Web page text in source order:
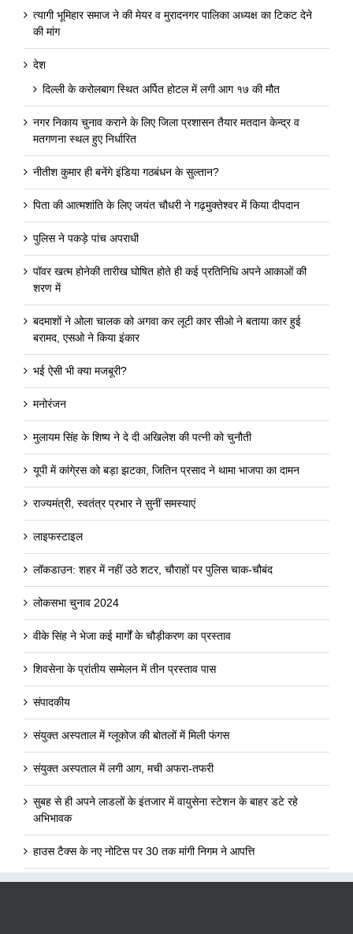
त्यागी भूमिहार समाज ने की मेयर व मुरादनगर पालिका अध्यक्ष का टिकट देने
की मांग
देश
दिल्ली के करोलबाग स्थित अर्पित होटल में लगी आग १७ की मौत
नगर निकाय चुनाव कराने के लिए जिला प्रशासन तैयार मतदान केन्द्र व
मतगणना स्थल हुए निर्धारित
नीतीश कुमार ही बनेंगे इंडिया गठबंधन के सुल्तान?
पिता की आत्मशांति के लिए जयंत चौधरी ने गढ़मुक्तेश्वर में किया दीपदान
पुलिस ने पकड़े पांच अपराधी
पॉवर खत्म होनेकी तारीख घोषित होते ही कई प्रतिनिधि अपने आकाओं की
शरण में
बदमाशों ने ओला चालक को अगवा कर लूटी कार सीओ ने बताया कार हुई
बरामद, एसओ ने किया इंकार
भई ऐसी भी क्या मजबूरी?
मनोरंजन
मुलायम सिंह के शिष्य ने दे दी अखिलेश की पत्नी को चुनौती
यूपी में कांगे्रस को बड़ा झटका, जितिन प्रसाद ने थामा भाजपा का दामन
राज्यमंत्री, स्वतंत्र प्रभार ने सुनीं समस्याएं
लाइफस्टाइल
लॉकडाउन: शहर में नहीं उठे शटर, चौराहों पर पुलिस चाक-चौबंद
लोकसभा चुनाव 2024
वीके सिंह ने भेजा कई मार्गों के चौड़ीकरण का प्रस्ताव
शिवसेना के प्रांतीय सम्मेलन में तीन प्रस्ताव पास
संपादकीय
संयुक्त अस्पताल में ग्लूकोज की बोतलों में मिली फंगस
संयुक्त अस्पताल में लगी आग, मची अफरा-तफरी
सुबह से ही अपने लाडलों के इंतजार में वायुसेना स्टेशन के बाहर डटे रहे
अभिभावक
हाउस टैक्स के नए नोटिस पर 30 तक मांगी निगम ने आपत्ति